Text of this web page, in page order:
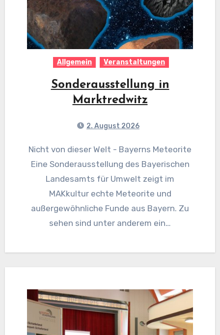
Allgemein Veranstaltungen
Sonderausstellung in
Marktredwitz
2. August 2026
Nicht von dieser Welt - Bayerns Meteorite
Eine Sonderausstellung des Bayerischen
Landesamts für Umwelt zeigt im
MAKkultur echte Meteorite und
außergewöhnliche Funde aus Bayern. Zu
sehen sind unter anderem ein…